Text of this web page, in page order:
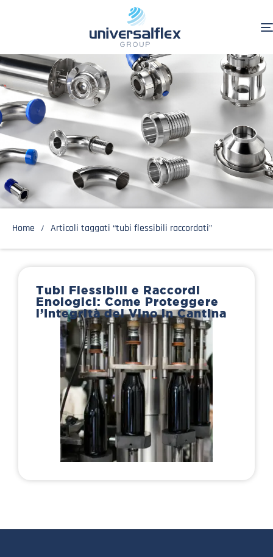
Home Articoli taggati “tubi flessibili raccordati”
Tubi Flessibili e Raccordi
Enologici: Come Proteggere
l’Integrità del Vino in Cantina